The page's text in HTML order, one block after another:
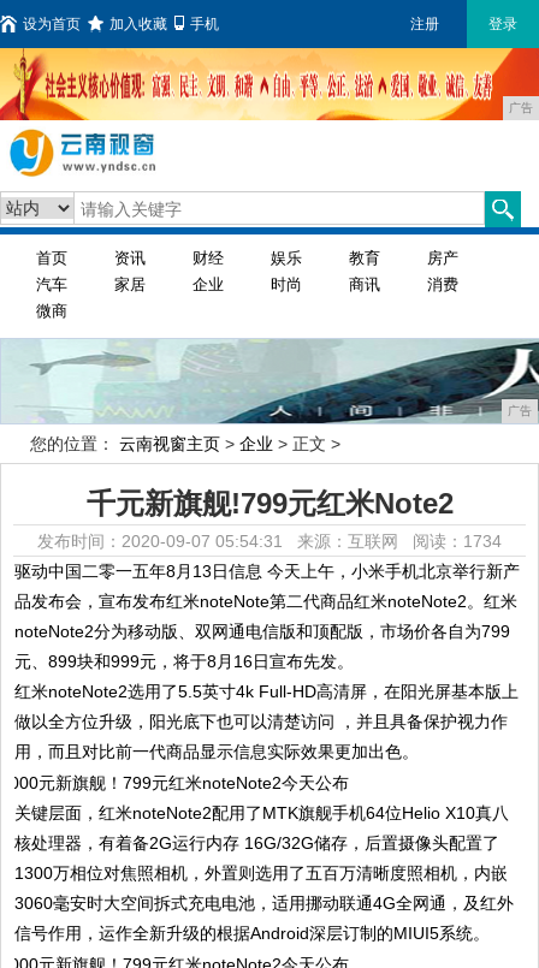
设为首页 加入收藏 手机 注册 登录
广告
首页 资讯 财经 娱乐 教育
房产
汽车
家居 企业 时尚 商讯
消费
微商
广告
您的位置： 云南视窗主页 > 企业 > 正文 >
千元新旗舰!799元红米Note2
发布时间：2020-09-07 05:54:31 来源：互联网 阅读：1734
驱动中国二零一五年8月13日信息 今天上午，小米手机北京举行新产
品发布会，宣布发布红米noteNote第二代商品红米noteNote2。红米
noteNote2分为移动版、双网通电信版和顶配版，市场价各自为799
元、899块和999元，将于8月16日宣布先发。
红米noteNote2选用了5.5英寸4k Full-HD高清屏，在阳光屏基本版上
做以全方位升级，阳光底下也可以清楚访问 ，并且具备保护视力作
用，而且对比前一代商品显示信息实际效果更加出色。
关键层面，红米noteNote2配用了MTK旗舰手机64位Helio X10真八
核处理器，有着备2G运行内存 16G/32G储存，后置摄像头配置了
1300万相位对焦照相机，外置则选用了五百万清晰度照相机，内嵌
3060毫安时大空间拆式充电电池，适用挪动联通4G全网通，及红外
信号作用，运作全新升级的根据Android深层订制的MIUI5系统。